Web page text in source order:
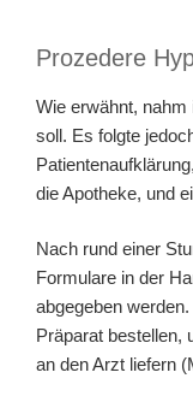
Prozedere
Wie erwähnt, nahm
soll. Es folgte
die Apotheke, und
Nach rund einer
Formulare in der
abgegeben
Präparat bestellen,
an den Arzt liefern